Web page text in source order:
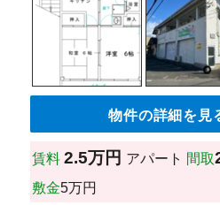
物件の詳細を見
賃料 2.5万円 アパート 間取
敷金5万円